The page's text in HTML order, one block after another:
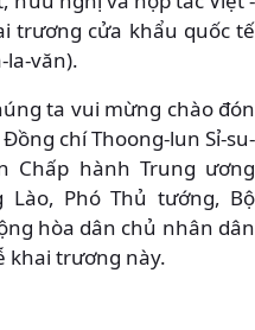
trương cửa khẩu quốc tế
la-văn).
ta vui mừng chào đón
chí Thoong-lun Sỉ-su-
Chấp hành Trung ương
Phó Thủ tướng, Bộ
hòa dân chủ nhân dân
khai trương này.